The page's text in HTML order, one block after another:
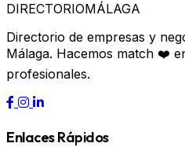
DIRECTORIOMÁLAGA
Directorio de empresas y
Málaga. Hacemos match ❤️
profesionales.
Enlaces Rápidos